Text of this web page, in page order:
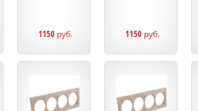
1150 руб. 1150 руб.